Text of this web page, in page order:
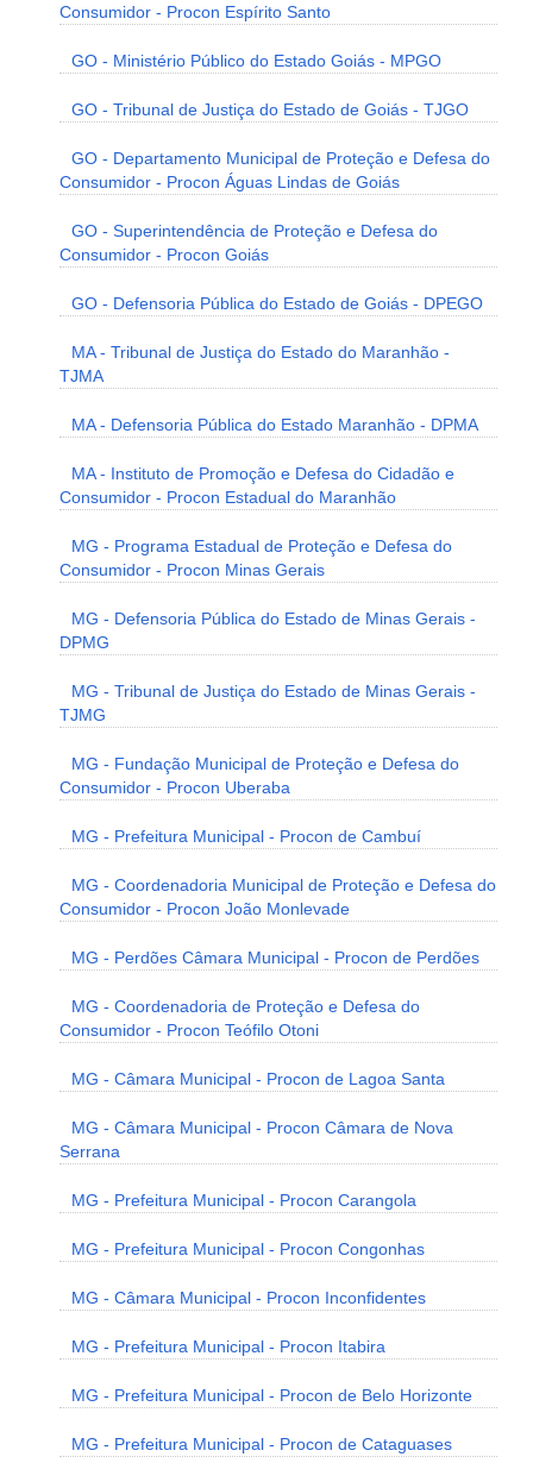
Consumidor - Procon Espírito Santo
GO - Ministério Público do Estado Goiás - MPGO
GO - Tribunal de Justiça do Estado de Goiás - TJGO
GO - Departamento Municipal de Proteção e Defesa do
Consumidor - Procon Águas Lindas de Goiás
GO - Superintendência de Proteção e Defesa do
Consumidor - Procon Goiás
GO - Defensoria Pública do Estado de Goiás - DPEGO
MA - Tribunal de Justiça do Estado do Maranhão -
TJMA
MA - Defensoria Pública do Estado Maranhão - DPMA
MA - Instituto de Promoção e Defesa do Cidadão e
Consumidor - Procon Estadual do Maranhão
MG - Programa Estadual de Proteção e Defesa do
Consumidor - Procon Minas Gerais
MG - Defensoria Pública do Estado de Minas Gerais -
DPMG
MG - Tribunal de Justiça do Estado de Minas Gerais -
TJMG
MG - Fundação Municipal de Proteção e Defesa do
Consumidor - Procon Uberaba
MG - Prefeitura Municipal - Procon de Cambuí
MG - Coordenadoria Municipal de Proteção e Defesa do
Consumidor - Procon João Monlevade
MG - Perdões Câmara Municipal - Procon de Perdões
MG - Coordenadoria de Proteção e Defesa do
Consumidor - Procon Teófilo Otoni
MG - Câmara Municipal - Procon de Lagoa Santa
MG - Câmara Municipal - Procon Câmara de Nova
Serrana
MG - Prefeitura Municipal - Procon Carangola
MG - Prefeitura Municipal - Procon Congonhas
MG - Câmara Municipal - Procon Inconfidentes
MG - Prefeitura Municipal - Procon Itabira
MG - Prefeitura Municipal - Procon de Belo Horizonte
MG - Prefeitura Municipal - Procon de Cataguases